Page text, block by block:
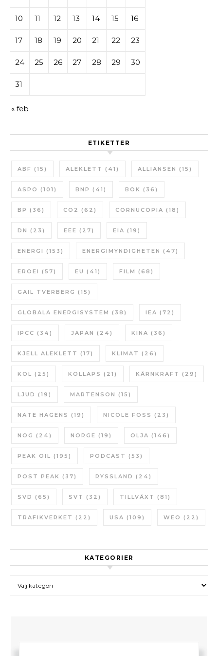
10 11 12 13 14 15 16
17 18 19 20 21 22 23
24 25 26 27 28 29 30
31
« feb
ETIKETTER
ABF (15) ALEKLETT (41) ALLIANSEN (15)
ASPO (101) BNP (41) BOK (36)
BP (36) CO2 (62) CORNUCOPIA (18)
DN (23) EEE (27) EIA (19)
ENERGI (153) ENERGIMYNDIGHETEN (47)
EROEI (57) EU (41) FILM (68)
GAIL TVERBERG (15)
GLOBALA ENERGISYSTEM (38) IEA (72)
IPCC (34) JAPAN (24) KINA (36)
KJELL ALEKLETT (17) KLIMAT (26)
KOL (25) KOLLAPS (21) KÄRNKRAFT (29)
LJUD (19) MARTENSON (15)
NATE HAGENS (19) NICOLE FOSS (23)
NOG (24) NORGE (19) OLJA (146)
PEAK OIL (195) PODCAST (53)
POST PEAK (37) RYSSLAND (24)
SVD (65) SVT (32) TILLVÄXT (81)
TRAFIKVERKET (22) USA (109) WEO (22)
KATEGORIER